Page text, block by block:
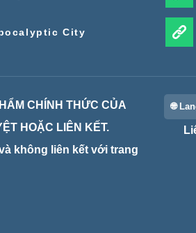
City
CHÍNH THỨC CỦA
HOẶC LIÊN KẾT.
không liên kết với trang
🌐